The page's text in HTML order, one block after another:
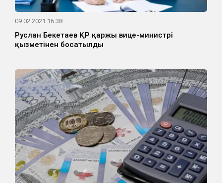
09.02.2021 16:38
Руслан Бекетаев ҚР қаржы вице-министрі
қызметінен босатылды